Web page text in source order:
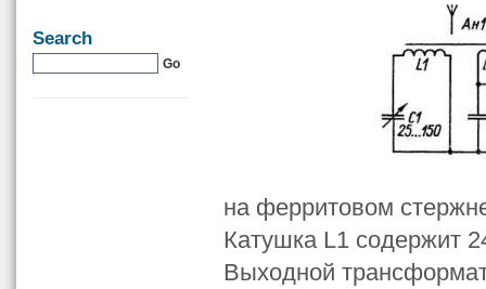
на ферритовом
Катушка L1 содержит
Выходной
Search